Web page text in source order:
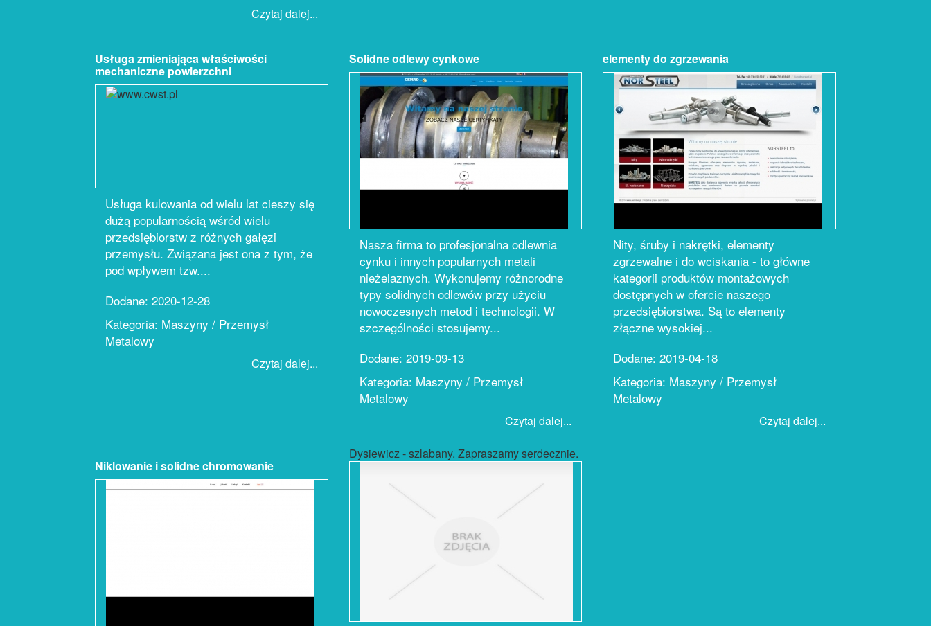
Czytaj dalej...
Usługa zmieniająca właściwości
mechaniczne powierzchni
Usługa kulowania od wielu lat cieszy się
dużą popularnością wśród wielu
przedsiębiorstw z różnych gałęzi
przemysłu. Związana jest ona z tym, że
pod wpływem tzw....
Dodane: 2020-12-28
Kategoria: Maszyny / Przemysł
Metalowy
Czytaj dalej...
Solidne odlewy cynkowe
Nasza firma to profesjonalna odlewnia
cynku i innych popularnych metali
nieżelaznych. Wykonujemy różnorodne
typy solidnych odlewów przy użyciu
nowoczesnych metod i technologii. W
szczególności stosujemy...
Dodane: 2019-09-13
Kategoria: Maszyny / Przemysł
Metalowy
Czytaj dalej...
elementy do zgrzewania
Nity, śruby i nakrętki, elementy
zgrzewalne i do wciskania - to główne
kategorii produktów montażowych
dostępnych w ofercie naszego
przedsiębiorstwa. Są to elementy
złączne wysokiej...
Dodane: 2019-04-18
Kategoria: Maszyny / Przemysł
Metalowy
Czytaj dalej...
Niklowanie i solidne chromowanie
Dysiewicz - szlabany. Zapraszamy serdecznie.